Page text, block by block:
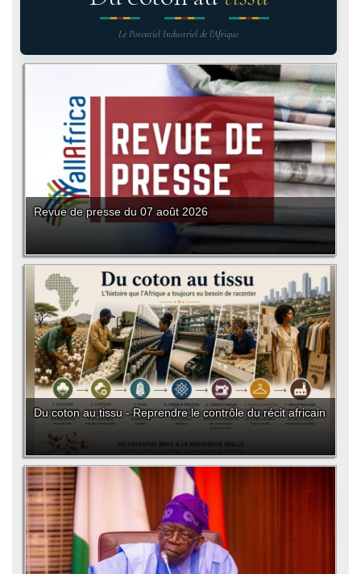
Le Potentiel Industriel de l'Afrique
Revue de presse du 07 août 2026
Du coton au tissu - Reprendre le contrôle du récit africain